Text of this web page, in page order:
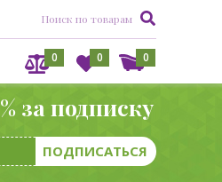
0
0
0
% за подписку